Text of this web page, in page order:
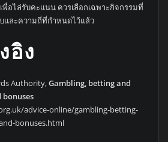
พื่อไล่รับคะแนน ควรเลือกเฉพาะกิจกรรมที่
และความถี่ที่กำหนดไว้แล้ว
อิง
Authority,Gambling, betting and
bonuses
advice-online/gambling-betting-
bonuses.html